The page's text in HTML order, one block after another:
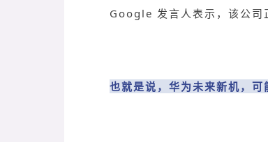
Google 发言人表示，该公司
也就是说，华为未来新机，可